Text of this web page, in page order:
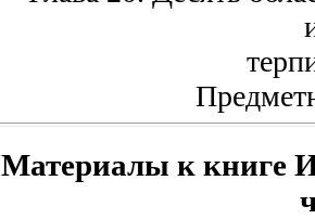
Материалы к книге